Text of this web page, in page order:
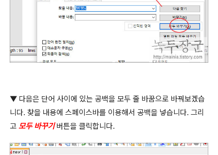
▼ 다음은 단어 사이에 있는 공백을 모두 줄 바꿈으로 바꿔보겠습
니다. 찾을 내용에 스페이스바를 이용해서 공백을 넣습니다. 그리
고 모두 바꾸기버튼을 클릭합니다.